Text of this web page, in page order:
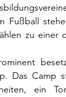
Fußball
zu einer
Das Camp
ein